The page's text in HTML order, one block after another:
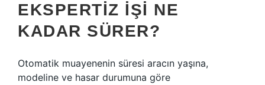
EKSPERTIZ IŞI NE
KADAR SÜRER?
Otomatik muayenenin süresi aracın yaşına,
modeline ve hasar durumuna göre